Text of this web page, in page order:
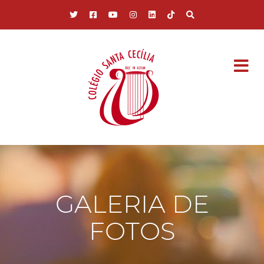
GALERIA DE
FOTOS